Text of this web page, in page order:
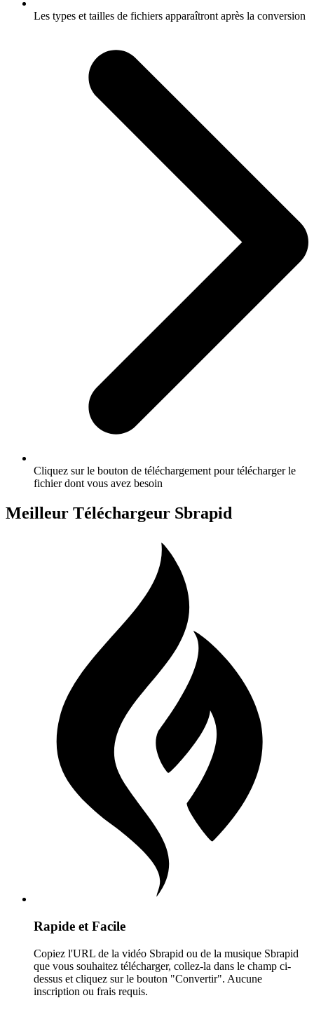
Les types et tailles de fichiers apparaîtront après la conversion
Cliquez sur le bouton de téléchargement pour télécharger le
fichier dont vous avez besoin
Meilleur Téléchargeur Sbrapid
Rapide et Facile
Copiez l'URL de la vidéo Sbrapid ou de la musique Sbrapid
que vous souhaitez télécharger, collez-la dans le champ ci-
dessus et cliquez sur le bouton "Convertir". Aucune
inscription ou frais requis.